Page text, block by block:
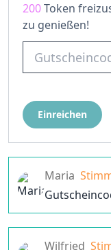
200Token
zu genießen!
Einreichen
Maria
Wilfried